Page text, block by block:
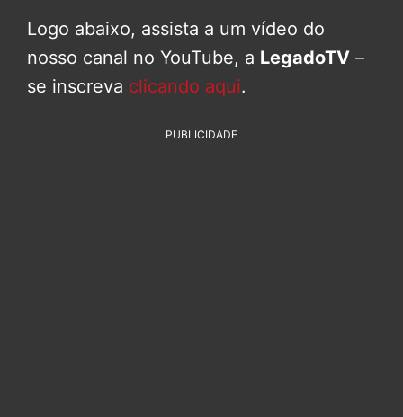
Logo abaixo, assista a um vídeo do
nosso canal no YouTube, a LegadoTV –
se inscreva clicando aqui.
PUBLICIDADE